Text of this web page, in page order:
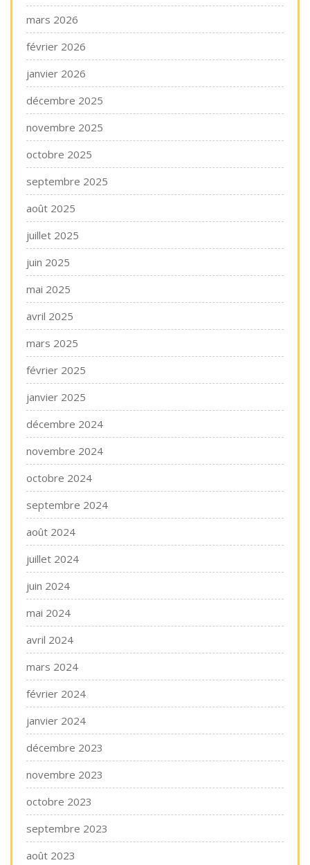
mars 2026
février 2026
janvier 2026
décembre 2025
novembre 2025
octobre 2025
septembre 2025
août 2025
juillet 2025
juin 2025
mai 2025
avril 2025
mars 2025
février 2025
janvier 2025
décembre 2024
novembre 2024
octobre 2024
septembre 2024
août 2024
juillet 2024
juin 2024
mai 2024
avril 2024
mars 2024
février 2024
janvier 2024
décembre 2023
novembre 2023
octobre 2023
septembre 2023
août 2023